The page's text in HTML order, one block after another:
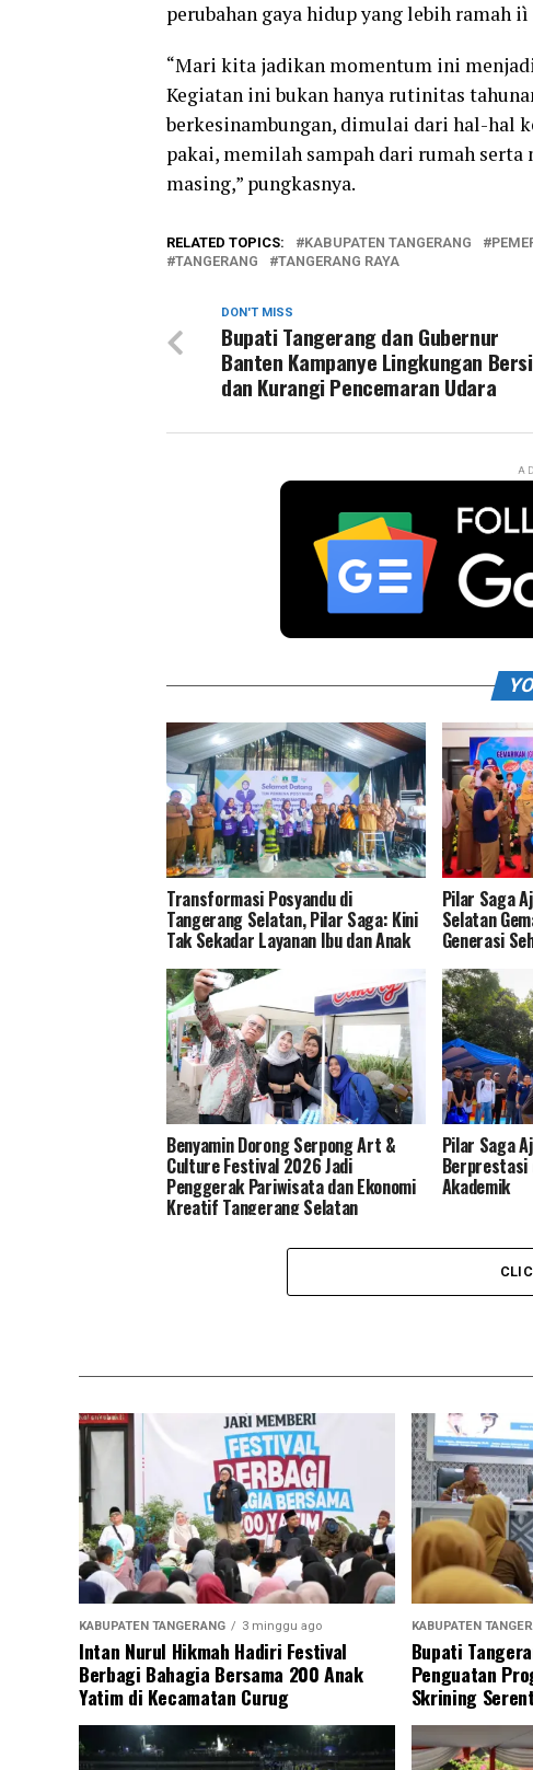
perubahan gaya hidup yang lebih ramah iì
“Mari kita jadikan momentum ini
Kegiatan ini bukan hanya rutinitas
berkesinambungan, dimulai dari hal-hal
pakai, memilah sampah dari rumah
masing,” pungkasnya.
RELATED TOPICS: KABUPATEN TANGERANG
TANGERANG
TANGERANG RAYA
DON'T MISS
Bupati Tangerang dan Gubernur
Banten Kampanye Lingkungan
dan Kurangi Pencemaran Udara
Transformasi Posyandu di
Tangerang Selatan, Pilar Saga: Kini
Tak Sekadar Layanan Ibu dan Anak
Pilar Saga
Selatan
Generasi
Benyamin Dorong Serpong Art &
Culture Festival 2026 Jadi
Penggerak Pariwisata dan Ekonomi
Kreatif Tangerang Selatan
Pilar Saga
Berprestasi
Akademik
KABUPATEN TANGERANG 3 minggu ago
Intan Nurul Hikmah Hadiri Festival
Berbagi Bahagia Bersama 200 Anak
Yatim di Kecamatan Curug
KABUPATEN
Bupati
Penguatan
Skrining